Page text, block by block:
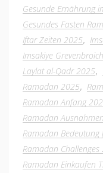
Gesunde Ernährung
Gesundes Fasten
Iftar Zeiten 2025,
Imsakiye
Laylat al-Qadr 2025,
Ramadan 2025,
Ramadan Anfang
Ramadan
Ramadan Bedeutung
Ramadan Challenges
Ramadan Einkaufen